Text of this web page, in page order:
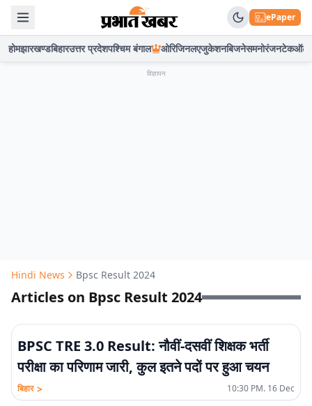
ePaper
होमझारखण्डबिहारउत्तर प्रदेशपश्चिम बंगाल ओरिजिनलएजुकेशनबिजनेसमनोरंजनटेकऑटो
विज्ञापन
Hindi News Bpsc Result 2024
Articles on Bpsc Result 2024
BPSC TRE 3.0 Result: नौवीं-दसवीं शिक्षक भर्ती
परीक्षा का परिणाम जारी, कुल इतने पदों पर हुआ चयन
बिहार > 10:30 PM. 16 Dec